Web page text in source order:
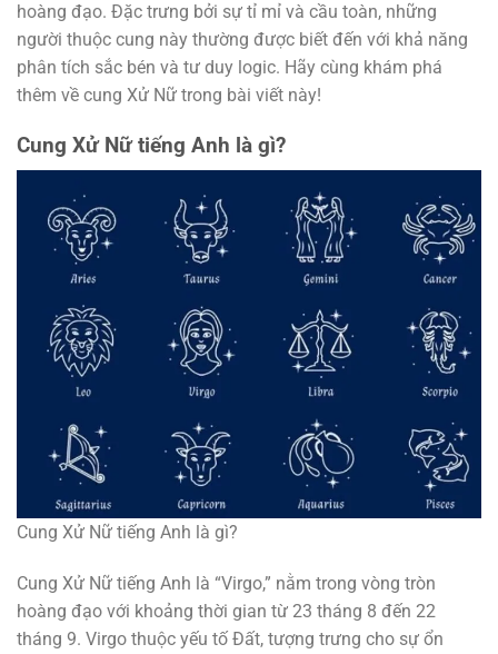
hoàng đạo. Đặc trưng bởi sự tỉ mỉ và cầu toàn, những
người thuộc cung này thường được biết đến với khả năng
phân tích sắc bén và tư duy logic. Hãy cùng khám phá
thêm về cung Xử Nữ trong bài viết này!
Cung Xử Nữ tiếng Anh là gì?
Cung Xử Nữ tiếng Anh là gì?
Cung Xử Nữ tiếng Anh là “Virgo,” nằm trong vòng tròn
hoàng đạo với khoảng thời gian từ 23 tháng 8 đến 22
tháng 9. Virgo thuộc yếu tố Đất, tượng trưng cho sự ổn